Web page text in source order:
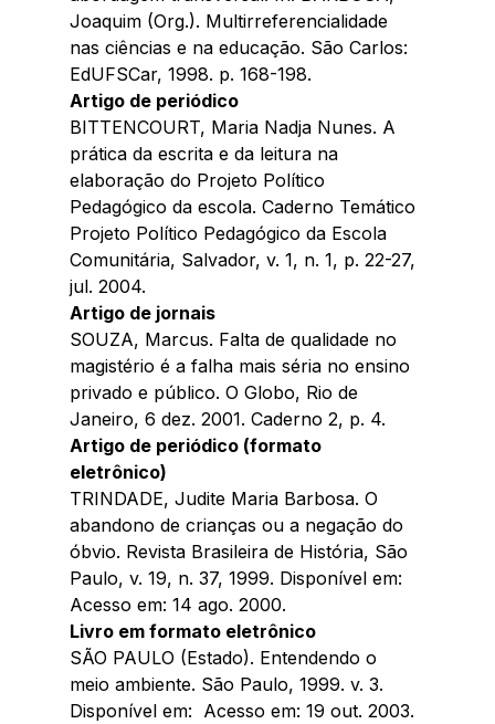
Joaquim (Org.). Multirreferencialidade
nas ciências e na educação. São Carlos:
EdUFSCar, 1998. p. 168-198.
Artigo de periódico
BITTENCOURT, Maria Nadja Nunes. A
prática da escrita e da leitura na
elaboração do Projeto Político
Pedagógico da escola. Caderno Temático
Projeto Político Pedagógico da Escola
Comunitária, Salvador, v. 1, n. 1, p. 22-27,
jul. 2004.
Artigo de jornais
SOUZA, Marcus. Falta de qualidade no
magistério é a falha mais séria no ensino
privado e público. O Globo, Rio de
Janeiro, 6 dez. 2001. Caderno 2, p. 4.
Artigo de periódico (formato
eletrônico)
TRINDADE, Judite Maria Barbosa. O
abandono de crianças ou a negação do
óbvio. Revista Brasileira de História, São
Paulo, v. 19, n. 37, 1999. Disponível em:
Acesso em: 14 ago. 2000.
Livro em formato eletrônico
SÃO PAULO (Estado). Entendendo o
meio ambiente. São Paulo, 1999. v. 3.
Disponível em:  Acesso em: 19 out. 2003.